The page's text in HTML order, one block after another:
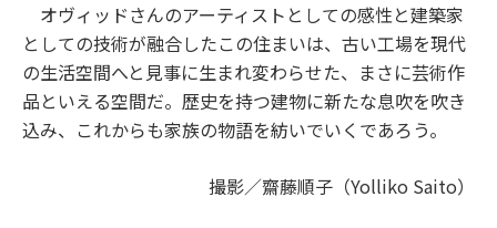
オヴィッドさんのアーティストとしての感性と建築家
としての技術が融合したこの住まいは、古い工場を現代
の生活空間へと見事に生まれ変わらせた、まさに芸術作
品といえる空間だ。歴史を持つ建物に新たな息吹を吹き
込み、これからも家族の物語を紡いでいくであろう。
撮影／齋藤順子（Yolliko Saito）